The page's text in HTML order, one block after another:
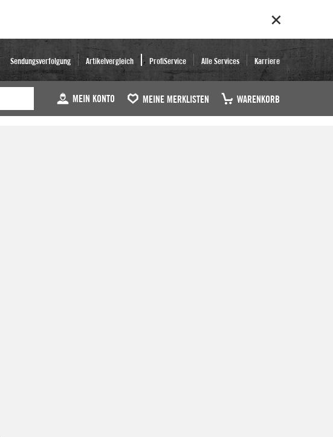
Sendungsverfolgung Artikelvergleich ProfiService Alle Services Karriere
MEIN KONTO MEINE MERKLISTEN WARENKORB